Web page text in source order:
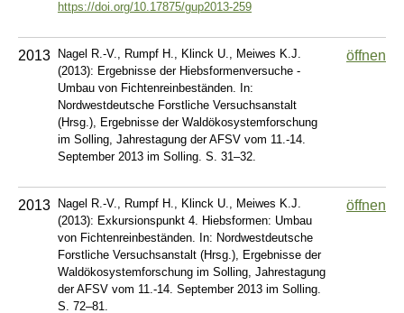
https://doi.org/10.17875/gup2013-259
2013 Nagel R.-V., Rumpf H., Klinck U., Meiwes K.J.
(2013): Ergebnisse der Hiebsformenversuche -
Umbau von Fichtenreinbeständen. In:
Nordwestdeutsche Forstliche Versuchsanstalt
(Hrsg.), Ergebnisse der Waldökosystemforschung
im Solling, Jahrestagung der AFSV vom 11.-14.
September 2013 im Solling. S. 31–32.
öffnen
2013 Nagel R.-V., Rumpf H., Klinck U., Meiwes K.J.
(2013): Exkursionspunkt 4. Hiebsformen: Umbau
von Fichtenreinbeständen. In: Nordwestdeutsche
Forstliche Versuchsanstalt (Hrsg.), Ergebnisse der
Waldökosystemforschung im Solling, Jahrestagung
der AFSV vom 11.-14. September 2013 im Solling.
S. 72–81.
öffnen